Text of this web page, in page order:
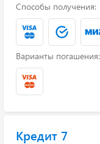
Способы получения:
Варианты погашения:
Кредит 7